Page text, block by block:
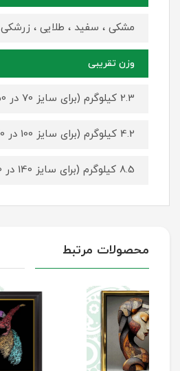
مشکی ، سفید ، طلایی ، زرشکی
وزن تقریبی
2.3 کیلوگرم (برای سایز 70 در 50)
4.2 کیلوگرم (برای سایز 100 در 70)
8.5 کیلوگرم (برای سایز 140 در 100)
محصولات مرتبط